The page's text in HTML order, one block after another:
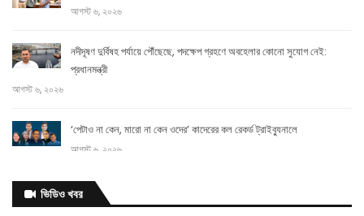
আগস্ট ৬, ২০২৬
নদীদূষণ দুর্বিষহ পর্যায়ে পৌঁছেছে, পদক্ষেপ গ্রহণে অবহেলার কোনো সুযোগ নেই:
প্রধানমন্ত্রী
আগস্ট ৬, ২০২৬
‘পেটাও না কেন, মারো না কেন ওদের’ কাদেরের কল রেকর্ড ট্রাইব্যুনালে
আগস্ট ৬, ২০২৬
এক
ভিডিও খবর